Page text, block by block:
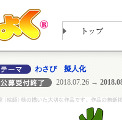
わさび 擬人化
2018.07.26 →